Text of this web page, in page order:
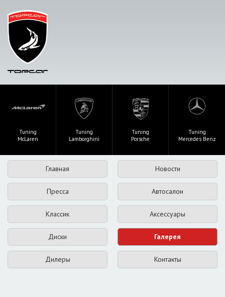
Tuning
McLaren
Tuning
Lamborghini
Tuning
Porsche
Tuning
Mercedes Benz
Главная Новости
Пресса Автосалон
Классик Аксессуары
Диски Галерея
Дилеры Контакты